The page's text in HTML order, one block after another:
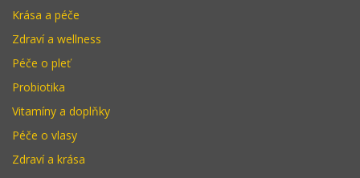
Krása a péče
Zdraví a wellness
Péče o pleť
Probiotika
Vitamíny a doplňky
Péče o vlasy
Zdraví a krása